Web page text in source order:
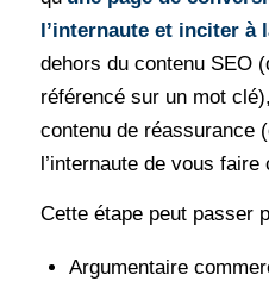
l’internaute et inciter à
dehors du contenu SEO
référencé sur un mot
contenu de réassurance
l’internaute de vous faire
Cette étape peut passer
Argumentaire